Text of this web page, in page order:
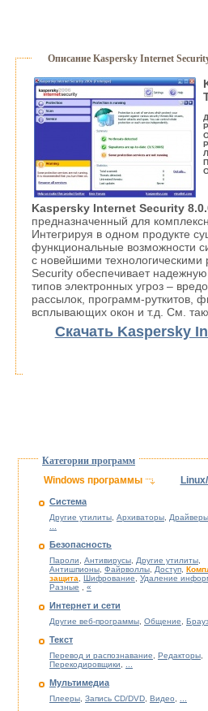
Описание Kaspersky Internet
Kaspersky Internet Security
предназначенный для
Интегрируя в одном продукте
функциональные возможности
с новейшими
Security обеспечивает
типов электронных угроз –
рассылок, программ-руткитов,
всплывающих окон и т.д. См.
Скачать Kaspersky
Категории программ
Windows программы
Система
Другие утилиты, Архиваторы,
...
Безопасность
Пароли, Антивирусы, Другие утилиты,
Антишпионы, Файрволлы, Доступ,
защита, Шифрование, Удаление
Разные , «
Интернет и сети
Другие веб-программы, Общение,
Текст
Перевод и распознавание, Редакторы,
Перекодировщики, ...
Мультимедиа
Плееры, Запись CD/DVD, Видео, ...